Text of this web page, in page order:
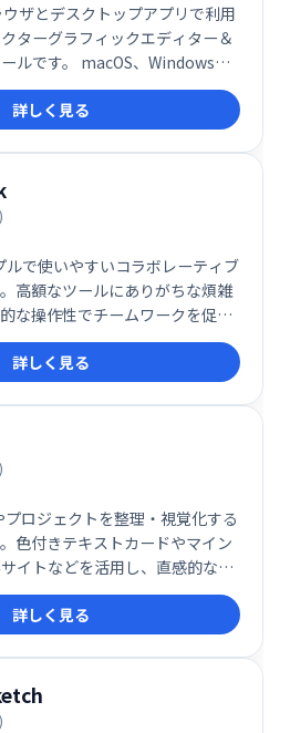
ザとデスクトップアプリで利用
ターグラフィックエディター＆
ルです。 macOS、Windowsに
アプリでモバイルでのプレビュ
共同作業に最適化され、デザイ
成までをスムーズに行えます。
詳しく見る
で使いやすいコラボレーティブ
高額なツールにありがちな煩雑
な操作性でチームワークを促進
抑え、大きな成果を提供するこ
向上に貢献します。
詳しく見る
ロジェクトを整理・視覚化する
色付きテキストカードやマイン
イトなどを活用し、直感的な操
ンラインコラボレーションにも
業もスムーズに進められます。
ント無料でご利用いただけま
ペースで、創造性を最大限に発
詳しく見る